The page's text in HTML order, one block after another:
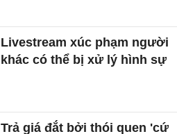
Livestream xúc phạm người
khác có thể bị xử lý hình sự
Trả giá đắt bởi thói quen 'cứ